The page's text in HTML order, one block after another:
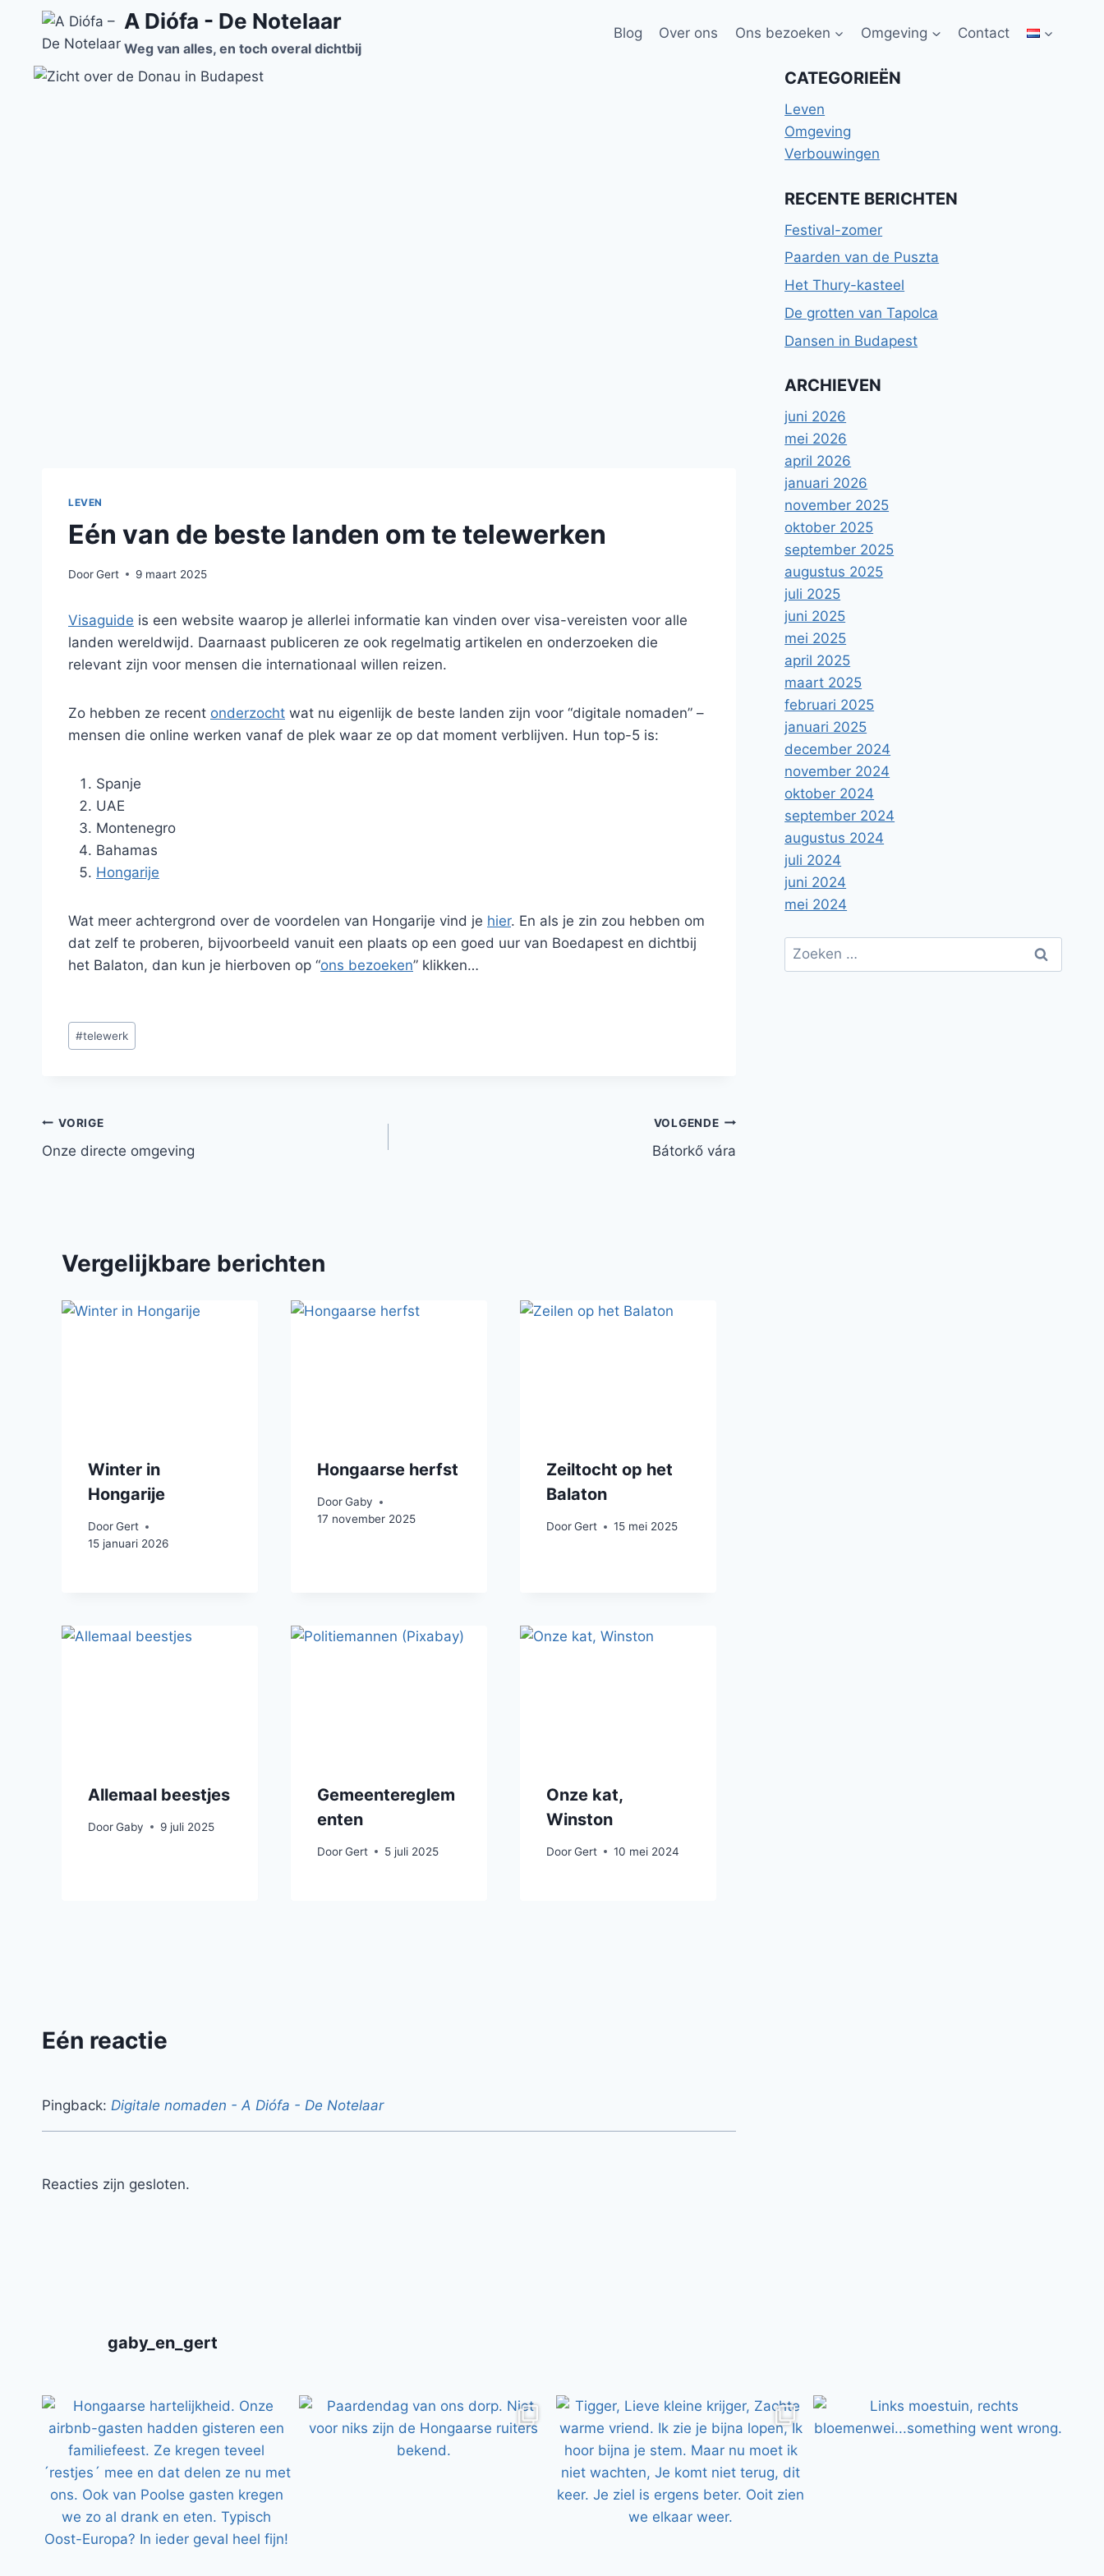
Doorgaan
A Diófa - De Notelaar
Weg van alles, en toch overal dichtbij
Blog Over ons Ons bezoeken Omgeving Contact
LEVEN
Eén van de beste landen om te telewerken
DoorGert 9 maart 2025
Visaguide is een website waarop je allerlei informatie kan vinden over visa-vereisten voor alle
landen wereldwijd. Daarnaast publiceren ze ook regelmatig artikelen en onderzoeken die
relevant zijn voor mensen die internationaal willen reizen.
Zo hebben ze recent onderzocht wat nu eigenlijk de beste landen zijn voor “digitale nomaden” –
mensen die online werken vanaf de plek waar ze op dat moment verblijven. Hun top-5 is:
Spanje
UAE
Montenegro
Bahamas
Hongarije
Wat meer achtergrond over de voordelen van Hongarije vind je hier. En als je zin zou hebben om
dat zelf te proberen, bijvoorbeeld vanuit een plaats op een goed uur van Boedapest en dichtbij
het Balaton, dan kun je hierboven op “ons bezoeken” klikken…
Bericht
tags:
#telewerk
Bericht
navigatie
VORIGE
Onze directe omgeving
VOLGENDE
Bátorkő vára
Vergelijkbare berichten
Winter in
Hongarije
DoorGert
15 januari 2026
Hongaarse herfst
DoorGaby
17 november 2025
Zeiltocht op het
Balaton
Door Gert 15 mei 2025
Allemaal beestjes
DoorGaby 9 juli 2025
Gemeentereglem
enten
DoorGert 5 juli 2025
Onze kat,
Winston
Door Gert 10 mei 2024
Eén reactie
Pingback: Digitale nomaden - A Diófa - De Notelaar
Reacties zijn gesloten.
CATEGORIEËN
Leven
Omgeving
Verbouwingen
RECENTE BERICHTEN
Festival-zomer
Paarden van de Puszta
Het Thury-kasteel
De grotten van Tapolca
Dansen in Budapest
ARCHIEVEN
juni 2026
mei 2026
april 2026
januari 2026
november 2025
oktober 2025
september 2025
augustus 2025
juli 2025
juni 2025
mei 2025
april 2025
maart 2025
februari 2025
januari 2025
december 2024
november 2024
oktober 2024
september 2024
augustus 2024
juli 2024
juni 2024
mei 2024
Zoeken
naar:
gaby_en_gert